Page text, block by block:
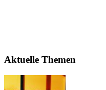
Aktuelle Themen